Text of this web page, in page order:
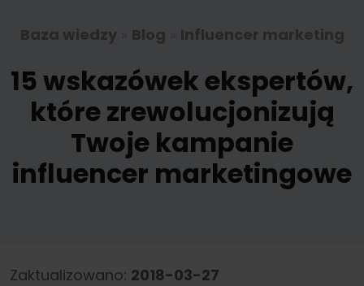
Baza wiedzy Blog Influencer marketing
15 wskazówek ekspertów,
które zrewolucjonizują
Twoje kampanie
influencer marketingowe
Zaktualizowano: 2018-03-27